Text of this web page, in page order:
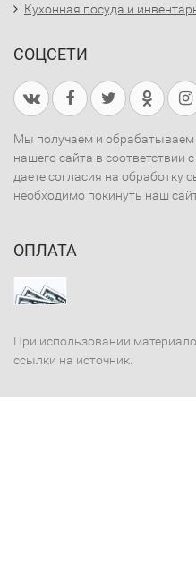
Кухонная посуда и
СОЦСЕТИ
Мы получаем и обрабатываем
нашего сайта в соответствии с
даете согласия на обработку
необходимо покинуть наш
ОПЛАТА
При использовании
ссылки на источник.